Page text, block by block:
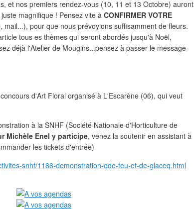
et nos premiers rendez-vous (10, 11 et 13 Octobre) auront
magnifique ! Pensez vite à CONFIRMER VOTRE
mail...), pour que nous prévoyions suffisamment de fleurs.
tous es thèmes qui seront abordés jusqu'à Noël,
déjà l'Atelier de Mougins...pensez à passer le message
d'Art Floral organisé à L'Escarène (06), qui veut
à la SNHF (Société Nationale d'Horticulture de
Michèle Enel y participe, venez la soutenir en assistant à
les tickets d'entrée)
snhf/1188-demonstration-qde-feu-et-de-glaceq.html